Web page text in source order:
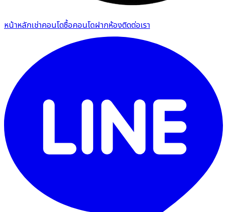
หน้าหลักเช่าคอนโดซื้อคอนโดฝากห้องติดต่อเรา